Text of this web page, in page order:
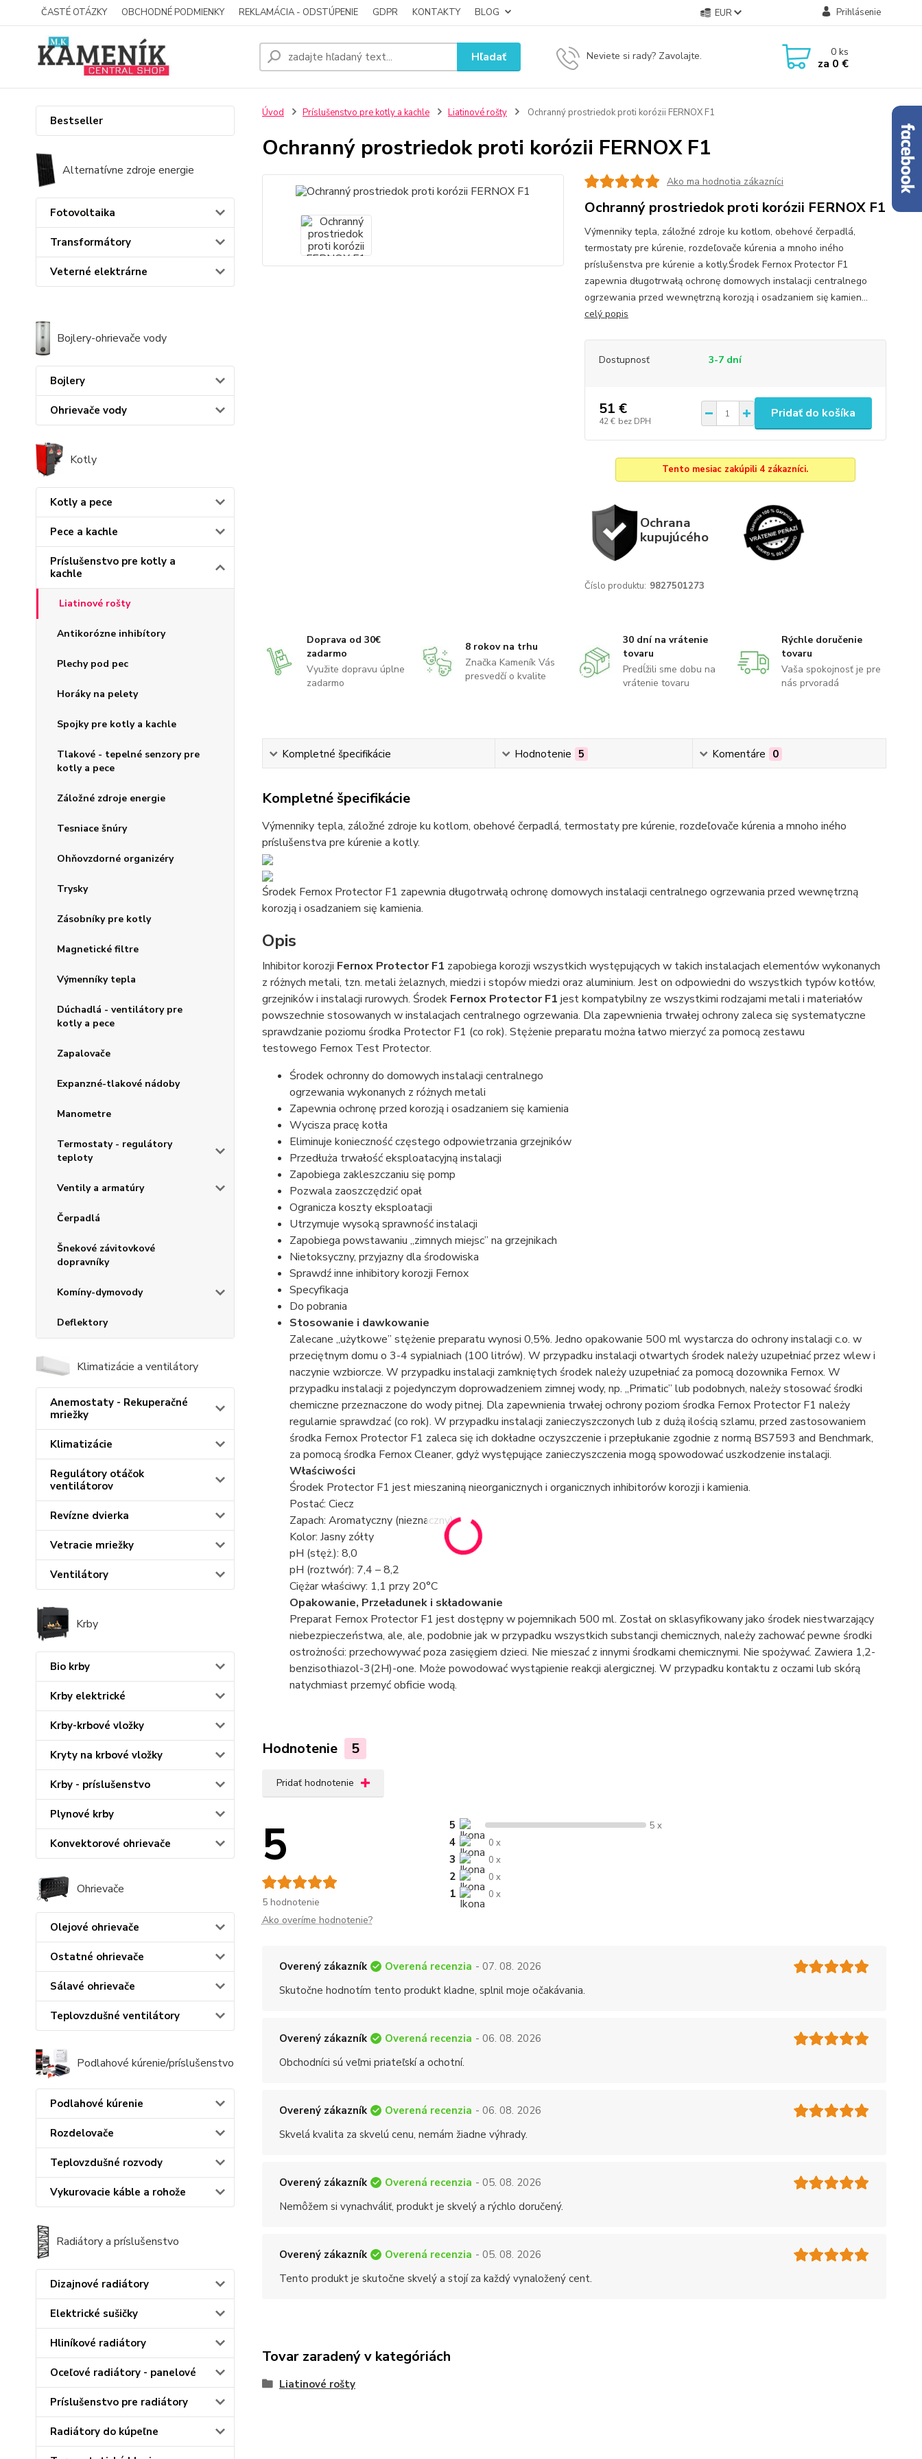
ČASTÉ OTÁZKY OBCHODNÉ PODMIENKY REKLAMÁCIA - ODSTÚPENIE GDPR KONTAKTY BLOG EUR Prihlásenie
Hľadať Neviete si rady? Zavolajte. 0ks
za 0 €
Bestseller
Alternatívne zdroje energie
Fotovoltaika
Transformátory
Veterné elektrárne
Bojlery-ohrievače vody
Bojlery
Ohrievače vody
Kotly
Kotly a pece
Pece a kachle
Príslušenstvo pre kotly a
kachle
Liatinové rošty
Antikorózne inhibítory
Plechy pod pec
Horáky na pelety
Spojky pre kotly a kachle
Tlakové - tepelné senzory pre
kotly a pece
Záložné zdroje energie
Tesniace šnúry
Ohňovzdorné organizéry
Trysky
Zásobníky pre kotly
Magnetické filtre
Výmenníky tepla
Dúchadlá - ventilátory pre
kotly a pece
Zapalovače
Expanzné-tlakové nádoby
Manometre
Termostaty - regulátory
teploty
Ventily a armatúry
Čerpadlá
Šnekové závitovkové
dopravníky
Komíny-dymovody
Deflektory
Klimatizácie a ventilátory
Anemostaty - Rekuperačné
mriežky
Klimatizácie
Regulátory otáčok
ventilátorov
Revízne dvierka
Vetracie mriežky
Ventilátory
Krby
Bio krby
Krby elektrické
Krby-krbové vložky
Kryty na krbové vložky
Krby - príslušenstvo
Plynové krby
Konvektorové ohrievače
Ohrievače
Olejové ohrievače
Ostatné ohrievače
Sálavé ohrievače
Teplovzdušné ventilátory
Podlahové kúrenie/príslušenstvo
Podlahové kúrenie
Rozdelovače
Teplovzdušné rozvody
Vykurovacie káble a rohože
Radiátory a príslušenstvo
Dizajnové radiátory
Elektrické sušičky
Hliníkové radiátory
Oceľové radiátory - panelové
Príslušenstvo pre radiátory
Radiátory do kúpeľne
Úvod Príslušenstvo pre kotly a kachle Liatinové rošty Ochranný prostriedok proti korózii FERNOX F1
Ochranný prostriedok proti korózii FERNOX F1
Ako ma hodnotia zákazníci
Ochranný prostriedok proti korózii FERNOX F1
Výmenniky tepla, záložné zdroje ku kotlom, obehové čerpadlá,
termostaty pre kúrenie, rozdeľovače kúrenia a mnoho iného
príslušenstva pre kúrenie a kotly.Środek Fernox Protector F1
zapewnia długotrwałą ochronę domowych instalacji centralnego
ogrzewania przed wewnętrzną korozją i osadzaniem się kamien...
celý popis
Dostupnosť 3-7 dní
51 €
42 € bez DPH
Pridať do košíka
Tento mesiac zakúpili 4 zákazníci.
Ochrana
kupujúcého
Číslo produktu: 9827501273
Doprava od 30€
zadarmo
Využite dopravu úplne
zadarmo
8 rokov na trhu
Značka Kameník Vás
presvedčí o kvalite
30 dní na vrátenie
tovaru
Predĺžili sme dobu na
vrátenie tovaru
Rýchle doručenie
tovaru
Vaša spokojnosť je pre
nás prvoradá
Kompletné špecifikácie Hodnotenie 5 Komentáre 0
Kompletné špecifikácie
Výmenniky tepla, záložné zdroje ku kotlom, obehové čerpadlá, termostaty pre kúrenie, rozdeľovače kúrenia a mnoho iného
príslušenstva pre kúrenie a kotly.
Środek Fernox Protector F1 zapewnia długotrwałą ochronę domowych instalacji centralnego ogrzewania przed wewnętrzną
korozją i osadzaniem się kamienia.
Opis
Inhibitor korozji Fernox Protector F1 zapobiega korozji wszystkich występujących w takich instalacjach elementów wykonanych
z różnych metali, tzn. metali żelaznych, miedzi i stopów miedzi oraz aluminium. Jest on odpowiedni do wszystkich typów kotłów,
grzejników i instalacji rurowych. Środek Fernox Protector F1 jest kompatybilny ze wszystkimi rodzajami metali i materiałów
powszechnie stosowanych w instalacjach centralnego ogrzewania. Dla zapewnienia trwałej ochrony zaleca się systematyczne
sprawdzanie poziomu środka Protector F1 (co rok). Stężenie preparatu można łatwo mierzyć za pomocą zestawu
testowego Fernox Test Protector.
Środek ochronny do domowych instalacji centralnego
ogrzewania wykonanych z różnych metali
Zapewnia ochronę przed korozją i osadzaniem się kamienia
Wycisza pracę kotła
Eliminuje konieczność częstego odpowietrzania grzejników
Przedłuża trwałość eksploatacyjną instalacji
Zapobiega zakleszczaniu się pomp
Pozwala zaoszczędzić opał
Ogranicza koszty eksploatacji
Utrzymuje wysoką sprawność instalacji
Zapobiega powstawaniu „zimnych miejsc” na grzejnikach
Nietoksyczny, przyjazny dla środowiska
Sprawdź inne inhibitory korozji Fernox
Specyfikacja
Do pobrania
Stosowanie i dawkowanie
Zalecane „użytkowe” stężenie preparatu wynosi 0,5%. Jedno opakowanie 500 ml wystarcza do ochrony instalacji c.o. w
przeciętnym domu o 3-4 sypialniach (100 litrów). W przypadku instalacji otwartych środek należy uzupełniać przez wlew i
naczynie wzbiorcze. W przypadku instalacji zamkniętych środek należy uzupełniać za pomocą dozownika Fernox. W
przypadku instalacji z pojedynczym doprowadzeniem zimnej wody, np. „Primatic” lub podobnych, należy stosować środki
chemiczne przeznaczone do wody pitnej. Dla zapewnienia trwałej ochrony poziom środka Fernox Protector F1 należy
regularnie sprawdzać (co rok). W przypadku instalacji zanieczyszczonych lub z dużą ilością szlamu, przed zastosowaniem
środka Fernox Protector F1 zaleca się ich dokładne oczyszczenie i przepłukanie zgodnie z normą BS7593 and Benchmark,
za pomocą środka Fernox Cleaner, gdyż występujące zanieczyszczenia mogą spowodować uszkodzenie instalacji.
Właściwości
Środek Protector F1 jest mieszaniną nieorganicznych i organicznych inhibitorów korozji i kamienia.
Postać: Ciecz
Zapach: Aromatyczny (nieznaczny)
Kolor: Jasny zółty
pH (stęż.): 8,0
pH (roztwór): 7,4 – 8,2
Ciężar właściwy: 1,1 przy 20°C
Opakowanie, Przeładunek i składowanie
Preparat Fernox Protector F1 jest dostępny w pojemnikach 500 ml. Został on sklasyfikowany jako środek niestwarzający
niebezpieczeństwa, ale, ale, podobnie jak w przypadku wszystkich substancji chemicznych, należy zachować pewne środki
ostrożności: przechowywać poza zasięgiem dzieci. Nie mieszać z innymi środkami chemicznymi. Nie spożywać. Zawiera 1,2-
benzisothiazol-3(2H)-one. Może powodować wystąpienie reakcji alergicznej. W przypadku kontaktu z oczami lub skórą
natychmiast przemyć obficie wodą.
Hodnotenie 5
Pridať hodnotenie
5
5 hodnotenie
5 5 x
4 0 x
3 0 x
2 0 x
1 0 x
Ako overíme hodnotenie?
Overený zákazník Overená recenzia - 07. 08. 2026
Skutočne hodnotím tento produkt kladne, splnil moje očakávania.
Overený zákazník Overená recenzia - 06. 08. 2026
Obchodníci sú veľmi priateľskí a ochotní.
Overený zákazník Overená recenzia - 06. 08. 2026
Skvelá kvalita za skvelú cenu, nemám žiadne výhrady.
Overený zákazník Overená recenzia - 05. 08. 2026
Nemôžem si vynachváliť, produkt je skvelý a rýchlo doručený.
Overený zákazník Overená recenzia - 05. 08. 2026
Tento produkt je skutočne skvelý a stojí za každý vynaložený cent.
Tovar zaradený v kategóriách
Liatinové rošty